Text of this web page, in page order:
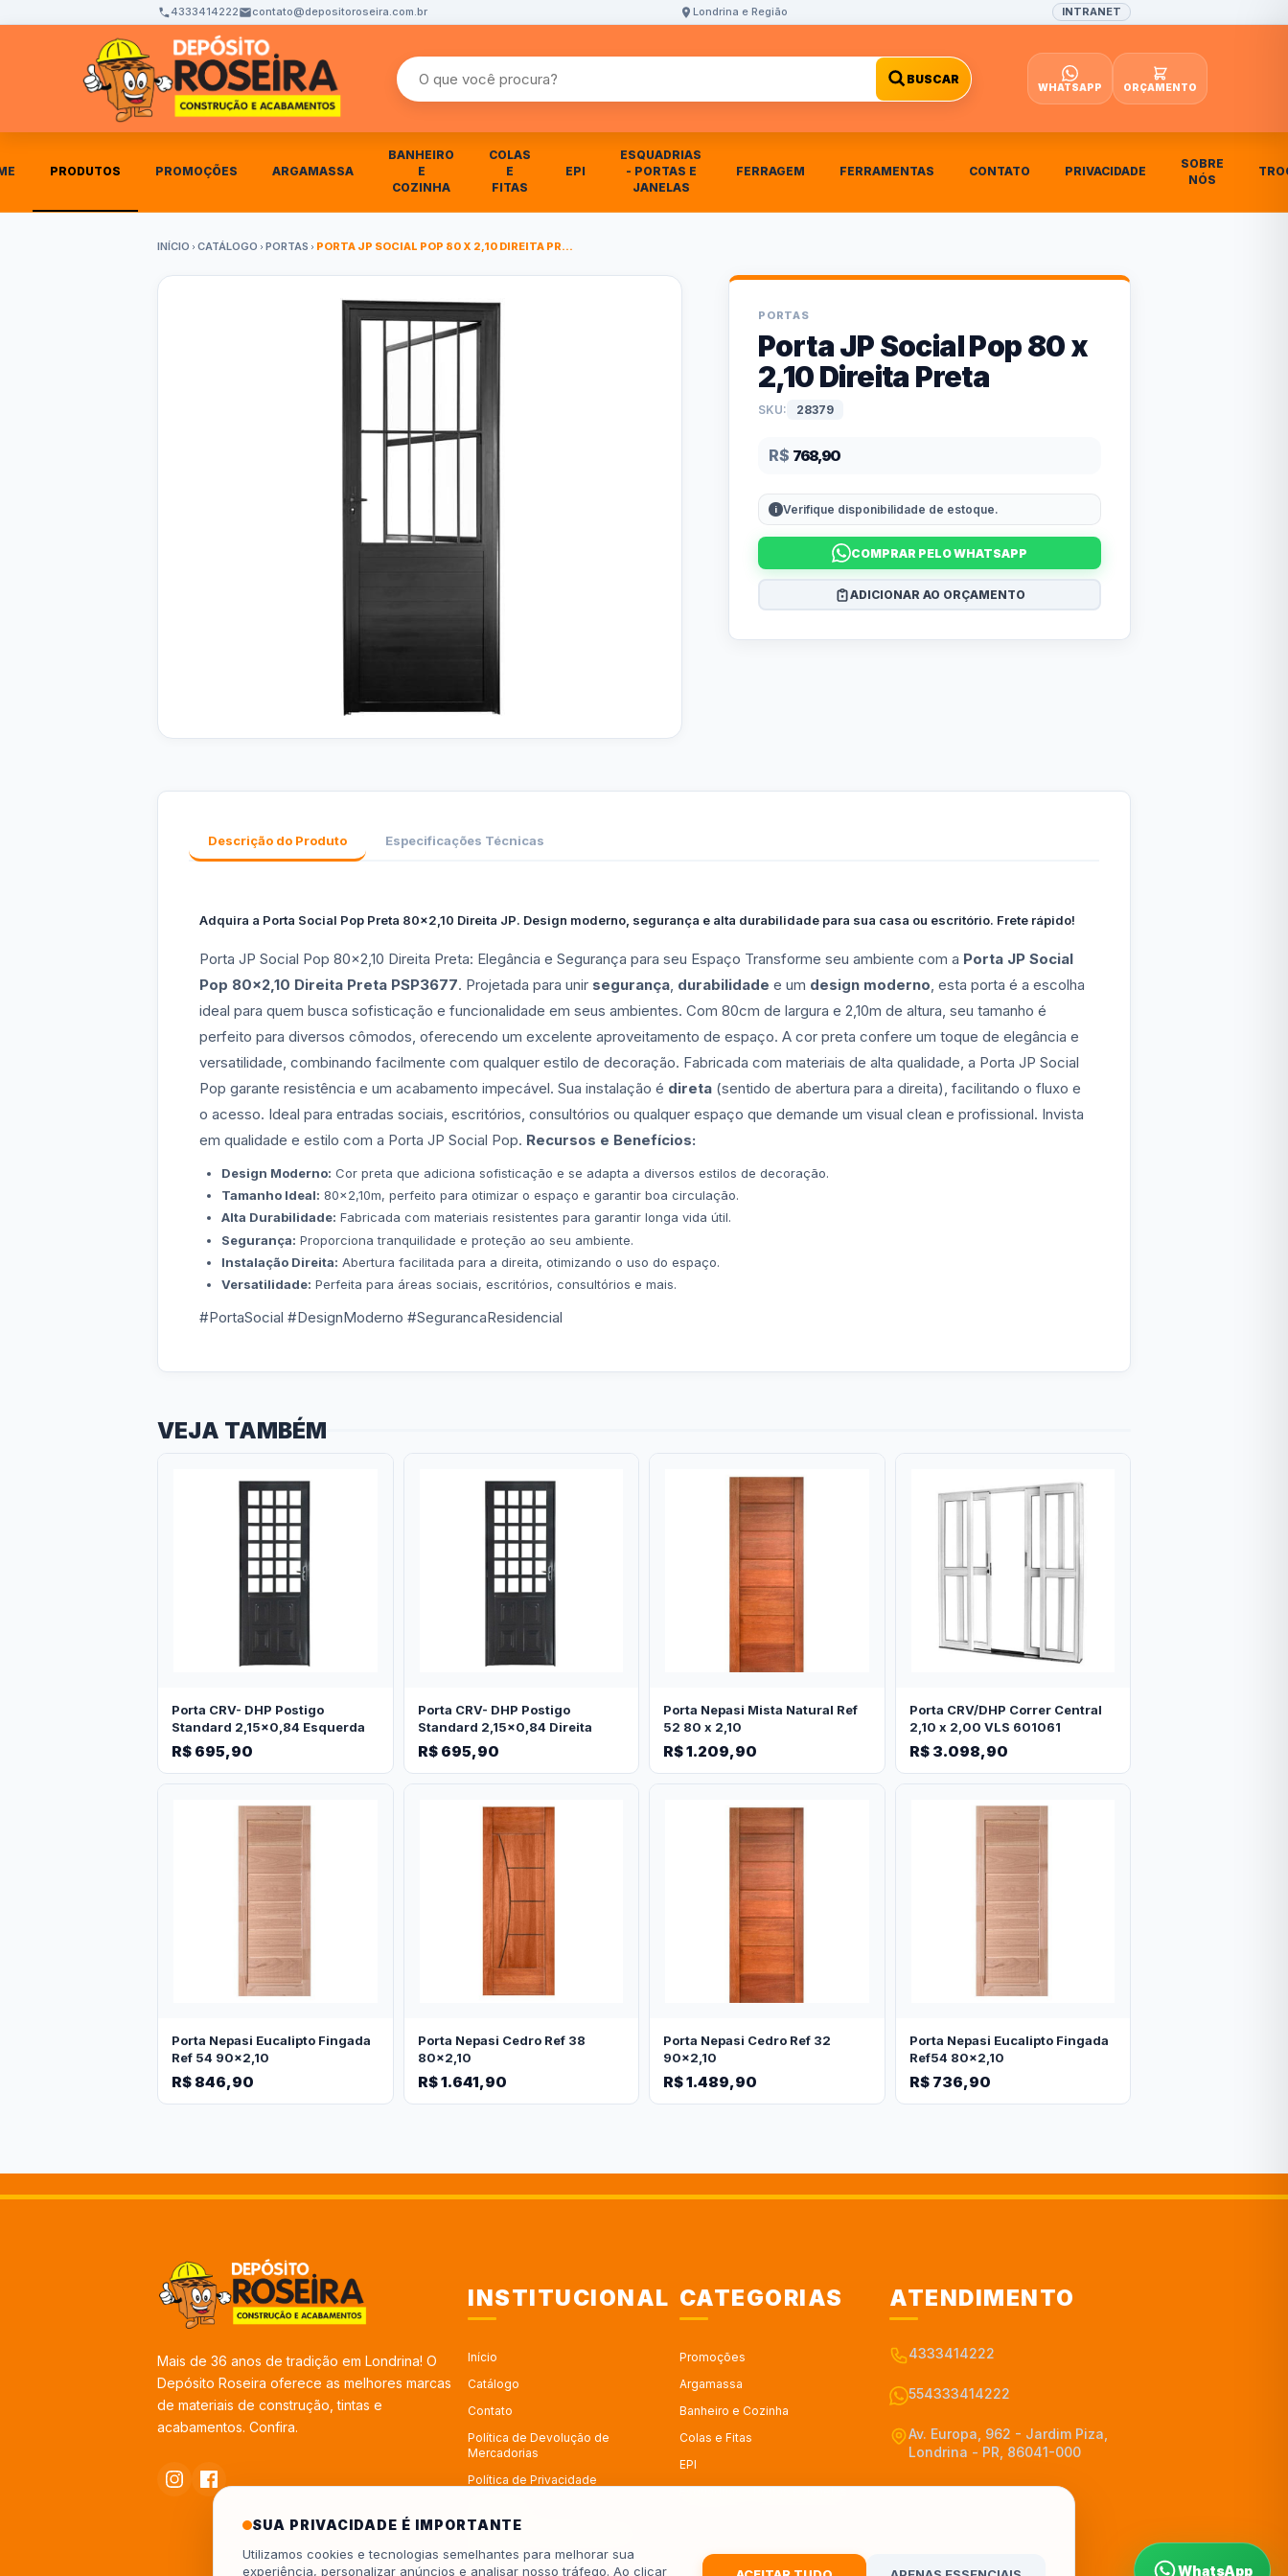
4333414222 contato@depositoroseira.com.br Londrina e Região INTRANET
Buscar produtos
BUSCAR
WHATSAPP ORÇAMENTO
PRODUTOS PROMOÇÕES ARGAMASSA
BANHEIRO
E
COZINHA
COLAS
E
FITAS
EPI
ESQUADRIAS
- PORTAS E
JANELAS
FERRAGEM FERRAMENTAS CONTATO PRIVACIDADE
SOBRE
NÓS
INÍCIO CATÁLOGO PORTAS PORTA JP SOCIAL POP 80 X 2,10 DIREITA PR...
PORTAS
Porta JP Social Pop 80 x
2,10 Direita Preta
SKU: 28379
R$ 768,90
Verifique disponibilidade de estoque.
COMPRAR PELO WHATSAPP
ADICIONAR AO ORÇAMENTO
Descrição do Produto Especificações Técnicas
Adquira a Porta Social Pop Preta 80x2,10 Direita JP. Design moderno, segurança e alta durabilidade para sua casa ou escritório. Frete rápido!
Porta JP Social Pop 80x2,10 Direita Preta: Elegância e Segurança para seu Espaço Transforme seu ambiente com a Porta JP Social
Pop 80x2,10 Direita Preta PSP3677. Projetada para unir segurança, durabilidade e um design moderno, esta porta é a escolha
ideal para quem busca sofisticação e funcionalidade em seus ambientes. Com 80cm de largura e 2,10m de altura, seu tamanho é
perfeito para diversos cômodos, oferecendo um excelente aproveitamento de espaço. A cor preta confere um toque de elegância e
versatilidade, combinando facilmente com qualquer estilo de decoração. Fabricada com materiais de alta qualidade, a Porta JP Social
Pop garante resistência e um acabamento impecável. Sua instalação é direta (sentido de abertura para a direita), facilitando o fluxo e
o acesso. Ideal para entradas sociais, escritórios, consultórios ou qualquer espaço que demande um visual clean e profissional. Invista
em qualidade e estilo com a Porta JP Social Pop. Recursos e Benefícios:
Design Moderno: Cor preta que adiciona sofisticação e se adapta a diversos estilos de decoração.
Tamanho Ideal: 80x2,10m, perfeito para otimizar o espaço e garantir boa circulação.
Alta Durabilidade: Fabricada com materiais resistentes para garantir longa vida útil.
Segurança: Proporciona tranquilidade e proteção ao seu ambiente.
Instalação Direita: Abertura facilitada para a direita, otimizando o uso do espaço.
Versatilidade: Perfeita para áreas sociais, escritórios, consultórios e mais.
#PortaSocial #DesignModerno #SegurancaResidencial
VEJA TAMBÉM
Porta CRV- DHP Postigo
Standard 2,15x0,84 Esquerda
R$ 695,90
Porta CRV- DHP Postigo
Standard 2,15x0,84 Direita
R$ 695,90
Porta Nepasi Mista Natural Ref
52 80 x 2,10
R$ 1.209,90
Porta CRV/DHP Correr Central
2,10 x 2,00 VLS 601061
R$ 3.098,90
Porta Nepasi Eucalipto Fingada
Ref 54 90x2,10
R$ 846,90
Porta Nepasi Cedro Ref 38
80x2,10
R$ 1.641,90
Porta Nepasi Cedro Ref 32
90x2,10
R$ 1.489,90
Porta Nepasi Eucalipto Fingada
Ref54 80x2,10
R$ 736,90
Mais de 36 anos de tradição em Londrina! O
Depósito Roseira oferece as melhores marcas
de materiais de construção, tintas e
acabamentos. Confira.
INSTITUCIONAL
Início
Catálogo
Contato
Política de Devolução de
Mercadorias
Política de Privacidade
Trabalhe no Depósito Roseira
Trocas
CATEGORIAS
Promoções
Argamassa
Banheiro e Cozinha
Colas e Fitas
EPI
Esquadrias - Portas e Janelas
ATENDIMENTO
4333414222
554333414222
Av. Europa, 962 - Jardim Piza,
Londrina - PR, 86041-000
SUA PRIVACIDADE É IMPORTANTE
Utilizamos cookies e tecnologias semelhantes para melhorar sua
experiência, personalizar anúncios e analisar nosso tráfego. Ao clicar
WhatsApp